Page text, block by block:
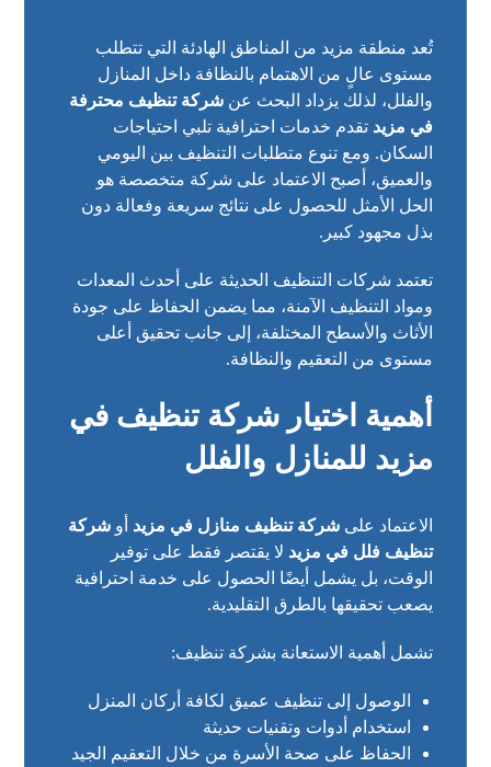
تُعد منطقة مزيد من المناطق الهادئة التي تتطلب
مستوى عالٍ من الاهتمام بالنظافة داخل المنازل
والفلل، لذلك يزداد البحث عنشركة تنظيف محترفة
في مزيد تقدم خدمات احترافية تلبي احتياجات
السكان. ومع تنوع متطلبات التنظيف بين اليومي
والعميق، أصبح الاعتماد على شركة متخصصة هو
الحل الأمثل للحصول على نتائج سريعة وفعالة دون
بذل مجهود كبير.
تعتمد شركات التنظيف الحديثة على أحدث المعدات
ومواد التنظيف الآمنة، مما يضمن الحفاظ على جودة
الأثاث والأسطح المختلفة، إلى جانب تحقيق أعلى
مستوى من التعقيم والنظافة.
أهمية اختيار شركة تنظيف في
مزيد للمنازل والفلل
الاعتماد علىشركة تنظيف منازل في مزيد أوشركة
تنظيف فلل في مزيد لا يقتصر فقط على توفير
الوقت، بل يشمل أيضًا الحصول على خدمة احترافية
يصعب تحقيقها بالطرق التقليدية.
تشمل أهمية الاستعانة بشركة تنظيف:
الوصول إلى تنظيف عميق لكافة أركان المنزل
استخدام أدوات وتقنيات حديثة
الحفاظ على صحة الأسرة من خلال التعقيم الجيد